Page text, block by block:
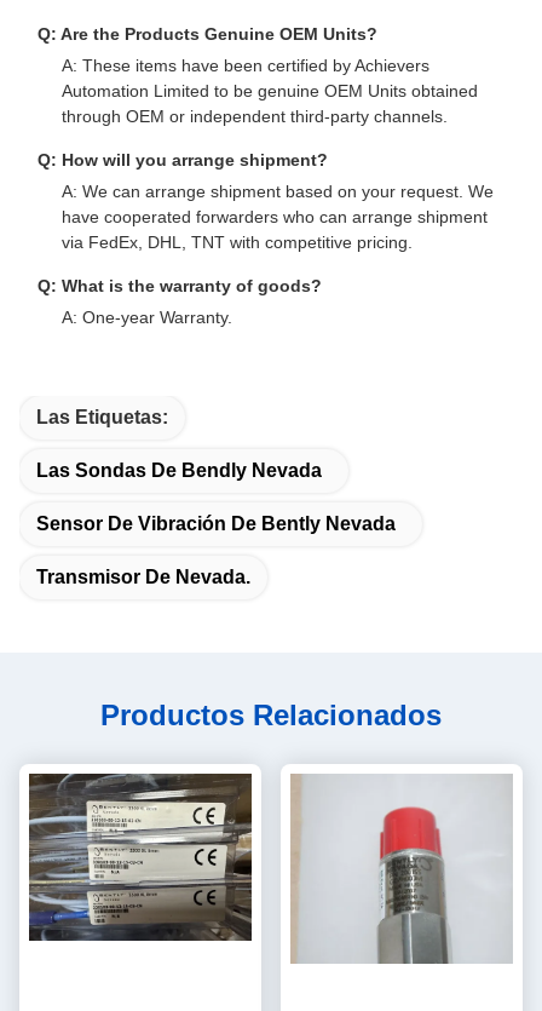
Q: Are the Products Genuine OEM Units?
A: These items have been certified by Achievers
Automation Limited to be genuine OEM Units obtained
through OEM or independent third-party channels.
Q: How will you arrange shipment?
A: We can arrange shipment based on your request. We
have cooperated forwarders who can arrange shipment
via FedEx, DHL, TNT with competitive pricing.
Q: What is the warranty of goods?
A: One-year Warranty.
Las Etiquetas:
Las Sondas De Bendly Nevada
Sensor De Vibración De Bently Nevada
Transmisor De Nevada.
Productos Relacionados